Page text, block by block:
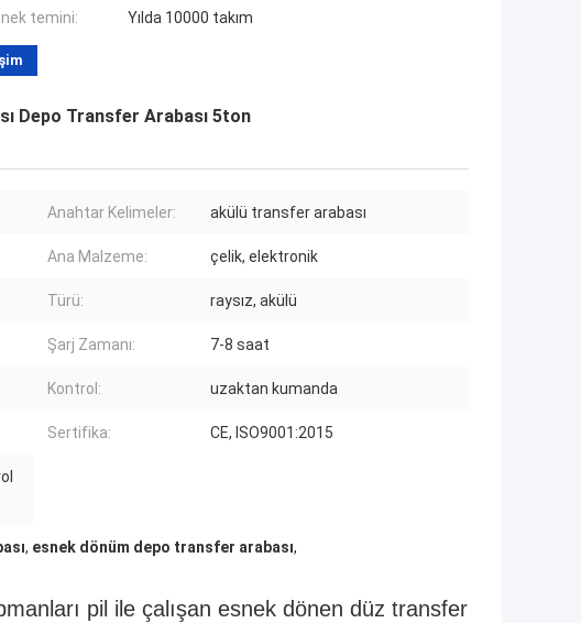
temini:
Yılda 10000 takım
Depo Transfer Arabası 5ton
Anahtar Kelimeler: akülü transfer arabası
Ana Malzeme: çelik, elektronik
Türü: raysız, akülü
Şarj Zamanı: 7-8 saat
Kontrol: uzaktan kumanda
Sertifika: CE, ISO9001:2015
, esnek dönüm depo transfer arabası,
pil ile çalışan esnek dönen düz transfer